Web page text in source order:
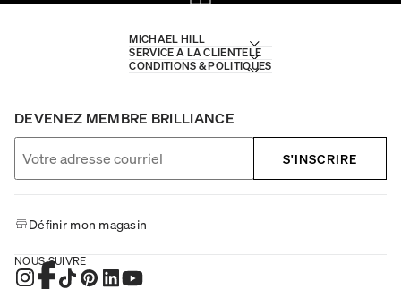
MICHAEL HILL
SERVICE À LA CLIENTÈLE
CONDITIONS & POLITIQUES
DEVENEZ MEMBRE BRILLIANCE
S'INSCRIRE
Définir mon magasin
NOUS SUIVRE